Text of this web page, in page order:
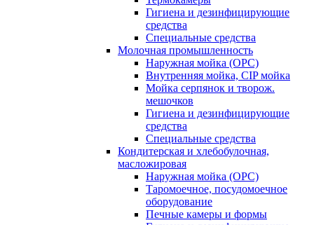
Гигиена и дезинфицирующие
средства
Специальные средства
Молочная промышленность
Наружная мойка (ОРС)
Внутренняя мойка, CIP мойка
Мойка серпянок и творож.
мешочков
Гигиена и дезинфицирующие
средства
Специальные средства
Кондитерская и хлебобулочная,
масложировая
Наружная мойка (ОРС)
Таромоечное, посудомоечное
оборудование
Печные камеры и формы